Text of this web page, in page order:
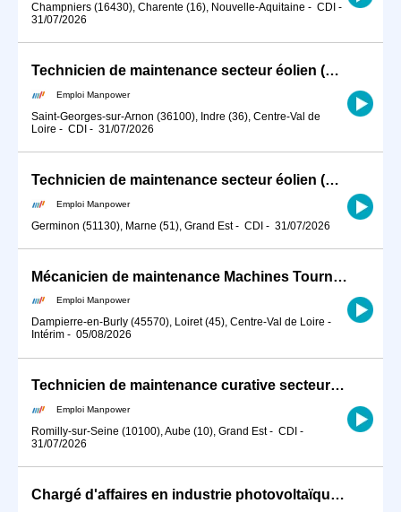
Champniers (16430), Charente (16), Nouvelle-Aquitaine - CDI -
31/07/2026
Technicien de maintenance secteur éolien (H/F)
Emploi Manpower
Saint-Georges-sur-Arnon (36100), Indre (36), Centre-Val de
Loire - CDI - 31/07/2026
Technicien de maintenance secteur éolien (H/F)
Emploi Manpower
Germinon (51130), Marne (51), Grand Est- CDI - 31/07/2026
Mécanicien de maintenance Machines Tournantes Nucléaire (H/F)
Emploi Manpower
Dampierre-en-Burly (45570), Loiret (45), Centre-Val de Loire -
Intérim - 05/08/2026
Technicien de maintenance curative secteur éolien (H/F)
Emploi Manpower
Romilly-sur-Seine (10100), Aube (10), Grand Est- CDI -
31/07/2026
Chargé d'affaires en industrie photovoltaïque / maintenance (H/F)